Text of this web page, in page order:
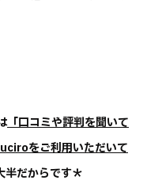
「口コミや評判を聞いて
をご利用いただいて
半だからです＊